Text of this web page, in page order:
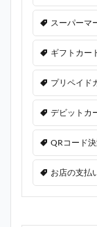
スーパーマ
ギフトカー
プリペイド
デビットカ
QRコード
お店の支払